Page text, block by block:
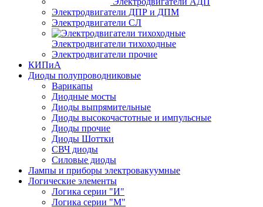
Электродвигатели ДПР и ДПМ
Электродвигатели СЛ
Электродвигатели тихоходные
Электродвигатели прочие
КИПиА
Диоды полупроводниковые
Варикапы
Диодные мосты
Диоды выпрямительные
Диоды высокочастотные и импульсные
Диоды прочие
Диоды Шоттки
СВЧ диоды
Силовые диоды
Лампы и приборы электровакуумные
Логические элементы
Логика серии "И"
Логика серии "М"